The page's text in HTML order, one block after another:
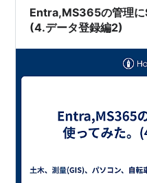
Entra,MS365の管理に
(4.データ登録編2)